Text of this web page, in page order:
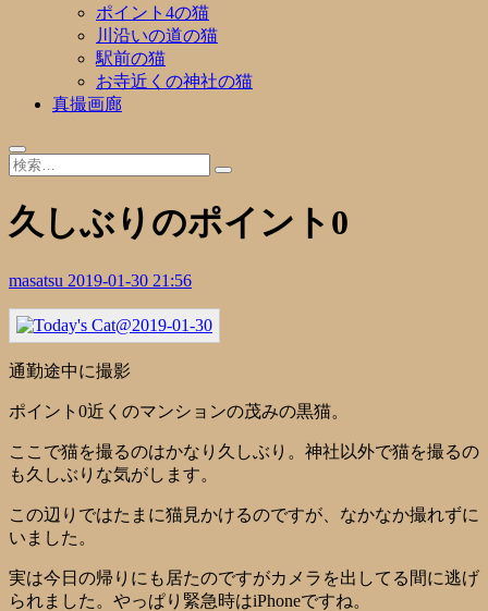
ポイント4の猫
川沿いの道の猫
駅前の猫
お寺近くの神社の猫
真撮画廊
久しぶりのポイント0
masatsu 2019-01-30 21:56
通勤途中に撮影
ポイント0近くのマンションの茂みの黒猫。
ここで猫を撮るのはかなり久しぶり。神社以外で猫を撮るの
も久しぶりな気がします。
この辺りではたまに猫見かけるのですが、なかなか撮れずに
いました。
実は今日の帰りにも居たのですがカメラを出してる間に逃げ
られました。やっぱり緊急時はiPhoneですね。